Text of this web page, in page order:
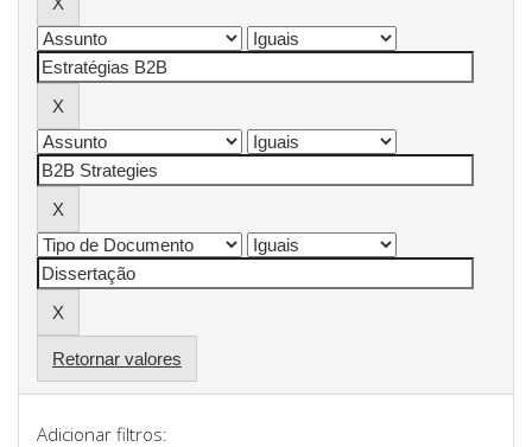
Retornar valores
Adicionar filtros: